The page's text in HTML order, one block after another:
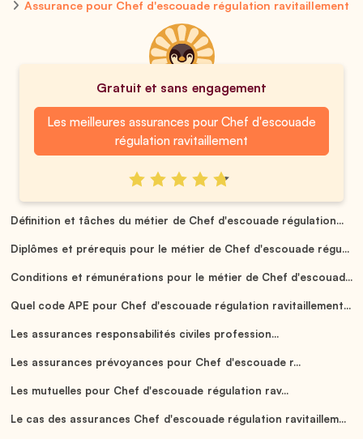
Assurance pour Chef d'escouade régulation ravitaillement
Gratuit et sans engagement
Les meilleures assurances pour Chef d'escouade
régulation ravitaillement
Définition et tâches du métier de Chef d'escouade régulation...
Diplômes et prérequis pour le métier de Chef d'escouade régu...
Conditions et rémunérations pour le métier de Chef d'escouad...
Quel code APE pour Chef d'escouade régulation ravitaillement...
Les assurances responsabilités civiles profession...
Les assurances prévoyances pour Chef d'escouade r...
Les mutuelles pour Chef d'escouade régulation rav...
Le cas des assurances Chef d'escouade régulation ravitaillem...